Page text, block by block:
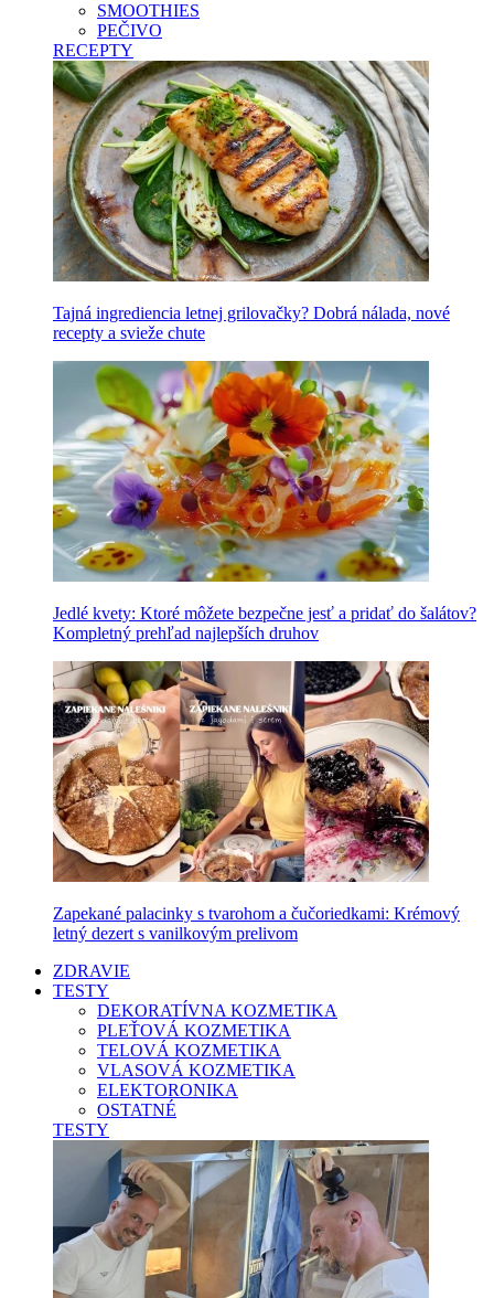
SMOOTHIES
PEČIVO
RECEPTY
Tajná ingrediencia letnej grilovačky? Dobrá nálada, nové
recepty a svieže chute
Jedlé kvety: Ktoré môžete bezpečne jesť a pridať do šalátov?
Kompletný prehľad najlepších druhov
Zapekané palacinky s tvarohom a čučoriedkami: Krémový
letný dezert s vanilkovým prelivom
ZDRAVIE
TESTY
DEKORATÍVNA KOZMETIKA
PLEŤOVÁ KOZMETIKA
TELOVÁ KOZMETIKA
VLASOVÁ KOZMETIKA
ELEKTORONIKA
OSTATNÉ
TESTY